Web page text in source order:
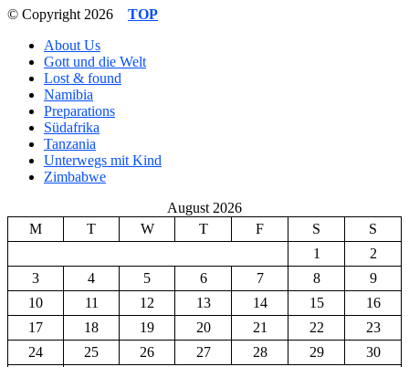
© Copyright 2026
TOP
About Us
Gott und die Welt
Lost & found
Namibia
Preparations
Südafrika
Tanzania
Unterwegs mit Kind
Zimbabwe
August 2026
M
T W T F S
S
1
2
3
4 5 6 7 8
9
10
11 12 13 14 15
16
17
18 19 20 21 22
23
24
25 26 27 28 29 30